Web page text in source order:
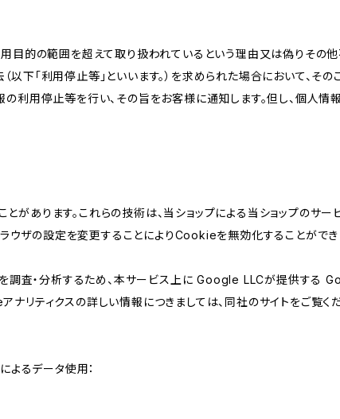
目的の範囲を超えて取り扱われているという理由又は偽りその
下「利用停止等」といいます。）を求められた場合において、そ
利用停止等を行い、その旨をお客様に通知します。但し、個人情
があります。これらの技術は、当ショップによる当ショップのサ
ザの設定を変更することによりCookieを無効化することができ
調査・分析するため、本サービス上に Google LLCが提供する
ティクスの詳しい情報につきましては、同社のサイトをご覧くだ
るデータ使用：